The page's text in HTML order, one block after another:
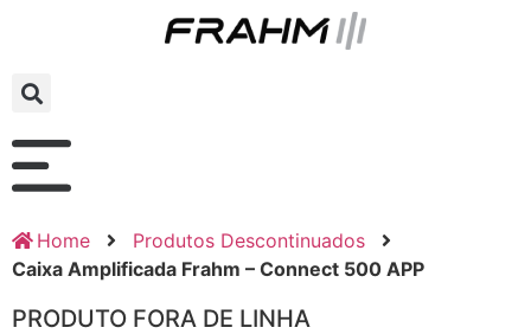
Home
Produtos Descontinuados
Caixa Amplificada Frahm – Connect 500 APP
PRODUTO FORA DE LINHA